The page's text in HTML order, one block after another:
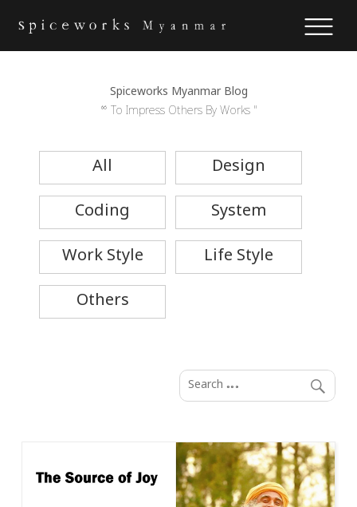
Spiceworks Myanmar Blog
“ To Impress Others By Works "
All
Design
Coding
System
Work Style
Life Style
Others